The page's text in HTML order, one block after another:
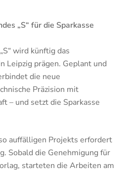
„S“ für die Sparkasse
wird künftig das
Leipzig prägen. Geplant und
die neue
Präzision mit
– und setzt die Sparkasse
auffälligen Projekts erfordert
Sobald die Genehmigung für
starteten die Arbeiten am